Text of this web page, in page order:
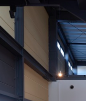
空間
木の特性について
ドとは？